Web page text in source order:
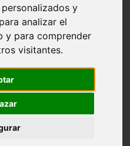
y
analizar el
y para comprender
visitantes.
"La Cartagenera"
911